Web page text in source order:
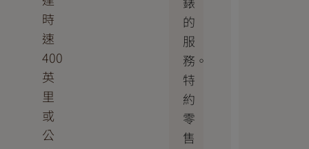
時
速
400
英
里
或
公
的
服
務。
特
約
零
售